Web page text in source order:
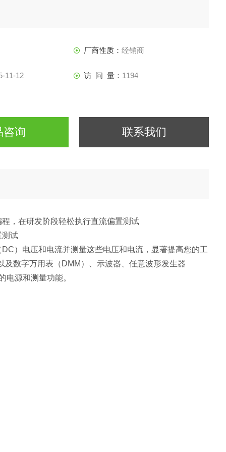
厂商性质：经销商
11-12 访 问 量： 1194
咨询 联系我们
，在研发阶段轻松执行直流偏置测试
试
）电压和电流并测量这些电压和电流，显著提高您的工
数字万用表（DMM）、示波器、任意波形发生器
电源和测量功能。